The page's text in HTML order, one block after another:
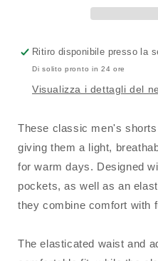
Ritiro disponibile presso la
Di solito pronto in 24 ore
Visualizza i dettagli del
These classic men's
giving them a light,
for warm days. Designed
pockets, as well as an
they combine comfort with
The elasticated waist and